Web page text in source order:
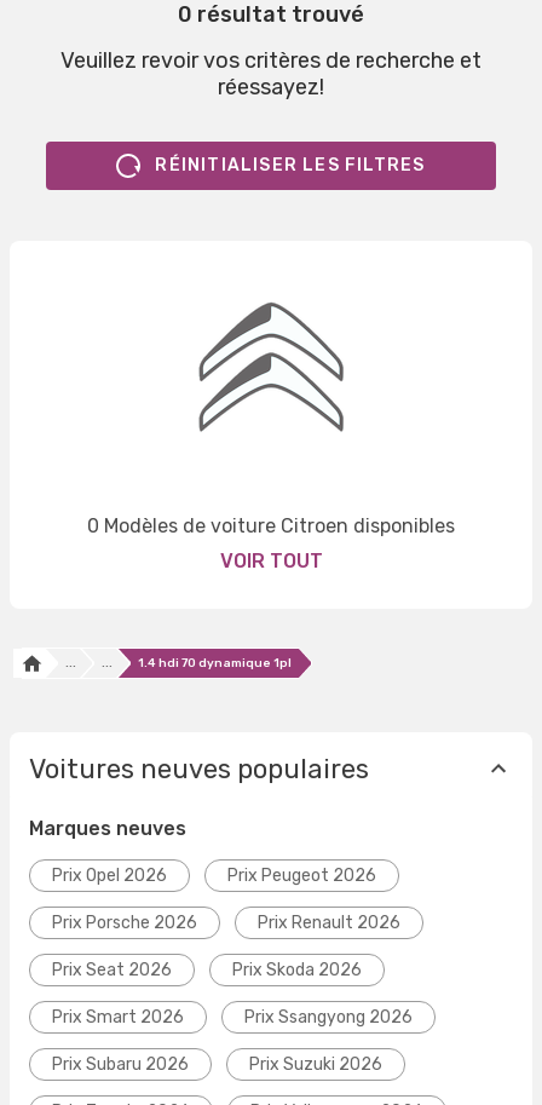
0 résultat trouvé
Veuillez revoir vos critères de recherche et
réessayez!
RÉINITIALISER LES FILTRES
0 Modèles de voiture Citroen disponibles
VOIR TOUT
... ... 1.4 hdi 70 dynamique 1pl
Voitures neuves populaires
Marques neuves
Prix Opel 2026 Prix Peugeot 2026
Prix Porsche 2026 Prix Renault 2026
Prix Seat 2026 Prix Skoda 2026
Prix Smart 2026 Prix Ssangyong 2026
Prix Subaru 2026 Prix Suzuki 2026